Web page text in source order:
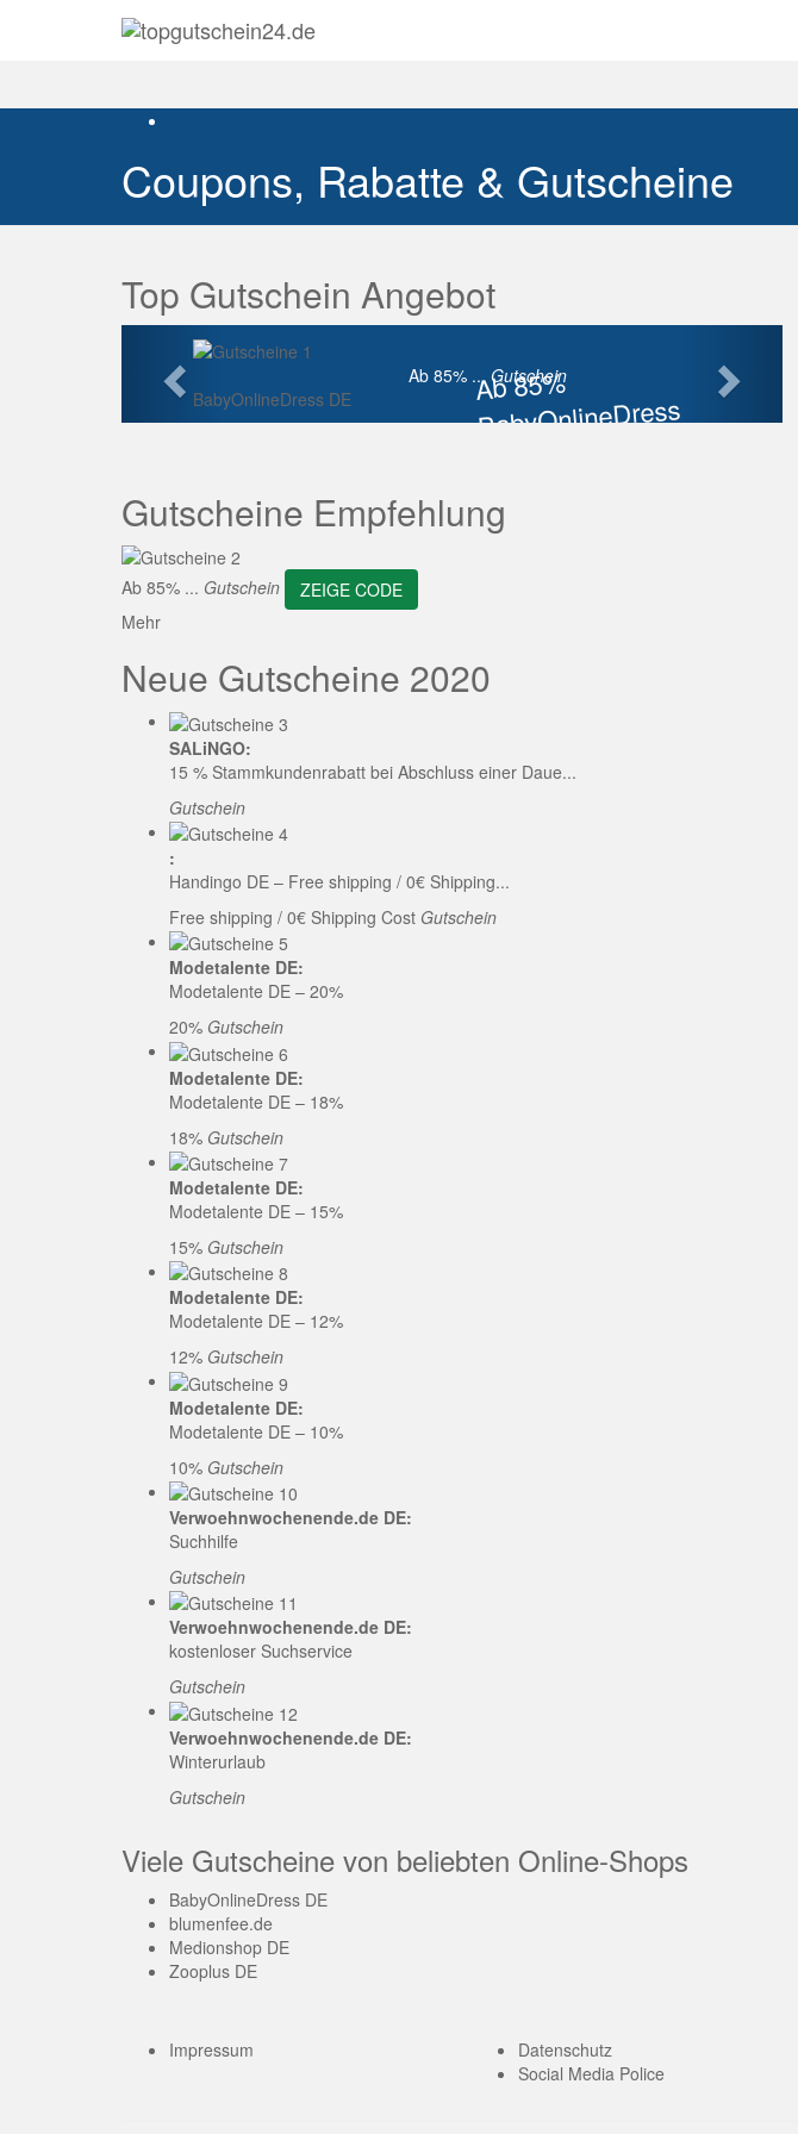
Coupons, Rabatte & Gutscheine
Top Gutschein Angebot
Ab 85%
BabyOnlineDress
ZEIGE CODE
Ab 85% ... Gutschein
BabyOnlineDress DE
Vorherige
Gutscheine Empfehlung
Ab 85% ... Gutschein
ZEIGE CODE
Mehr
Neue Gutscheine 2020
SALiNGO:
15 % Stammkundenrabatt bei Abschluss einer Daue...
Gutschein
:
Handingo DE – Free shipping / 0€ Shipping...
Free shipping / 0€ Shipping Cost Gutschein
Modetalente DE:
Modetalente DE – 20%
20% Gutschein
Modetalente DE:
Modetalente DE – 18%
18% Gutschein
Modetalente DE:
Modetalente DE – 15%
15% Gutschein
Modetalente DE:
Modetalente DE – 12%
12% Gutschein
Modetalente DE:
Modetalente DE – 10%
10% Gutschein
Verwoehnwochenende.de DE:
Suchhilfe
Gutschein
Verwoehnwochenende.de DE:
kostenloser Suchservice
Gutschein
Verwoehnwochenende.de DE:
Winterurlaub
Gutschein
Viele Gutscheine von beliebten Online-Shops
BabyOnlineDress DE
blumenfee.de
Medionshop DE
Zooplus DE
Impressum
Datenschutz
Social Media Police